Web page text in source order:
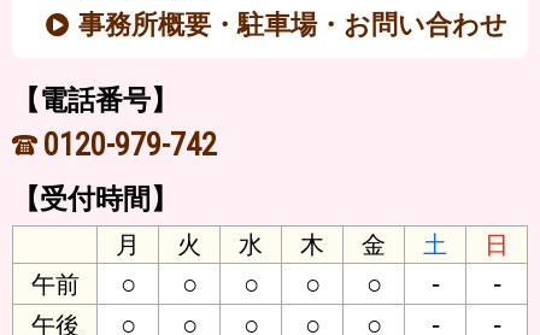
事務所概要・駐車場・お問い合わせ
【電話番号】
0120-979-742
【受付時間】
月 火 水 木 金 土
日
午前
○ ○ ○ ○ ○ - -
午後 ○ ○ ○ ○ ○ -
-